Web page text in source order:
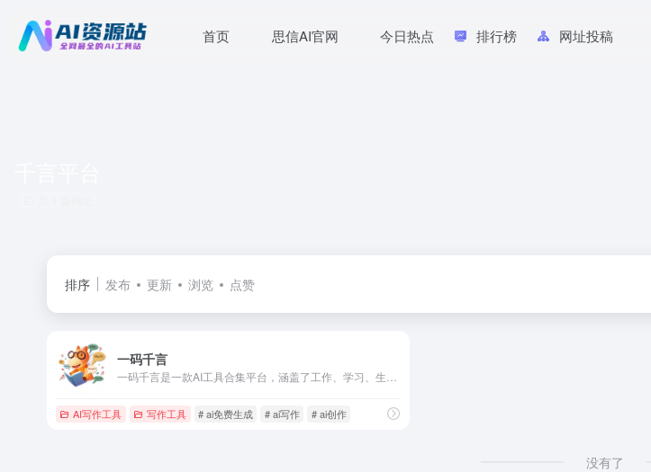
首页 思信AI官网 今日热点 排行榜 网址投稿
排序 发布 更新 浏览 点赞
一码千言
AI写作工具 写作工具 # ai免费生成 # ai写作 # ai创作
没有了